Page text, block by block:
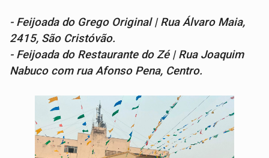
- Feijoada do Grego Original | Rua Álvaro Maia,
2415, São Cristóvão.
- Feijoada do Restaurante do Zé | Rua Joaquim
Nabuco com rua Afonso Pena, Centro.